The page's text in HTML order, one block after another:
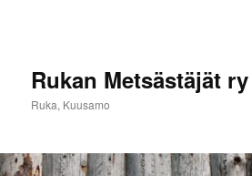
Rukan Metsästäjät ry
Ruka, Kuusamo